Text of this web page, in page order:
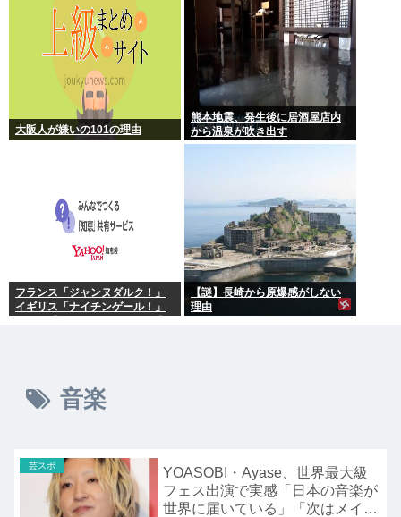
大阪人が嫌いの101の理由
熊本地震、発生後に居酒屋店内
から温泉が吹き出す
フランス「ジャンヌダルク！」
イギリス「ナイチンゲール！」
【謎】長崎から原爆感がしない
理由
音楽
芸スポ
YOASOBI・Ayase、世界最大級
フェス出演で実感「日本の音楽が
世界に届いている」「次はメイン